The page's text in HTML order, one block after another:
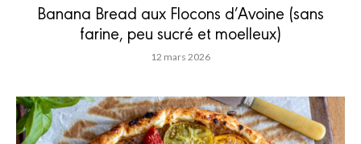
Banana Bread aux Flocons d’Avoine (sans
farine, peu sucré et moelleux)
12 mars 2026